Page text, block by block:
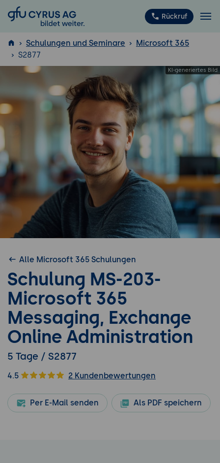
GFU Cyrus AG Rückruf
ISTQB ®
Schulungen und Seminare
Microsoft 365
S2877
Alle Microsoft 365 Schulungen
Schulung MS-203-
Microsoft 365
Messaging, Exchange
Online Administration
5 Tage / S2877
4.5 2 Kundenbewertungen
Per E-Mail senden Als PDF speichern